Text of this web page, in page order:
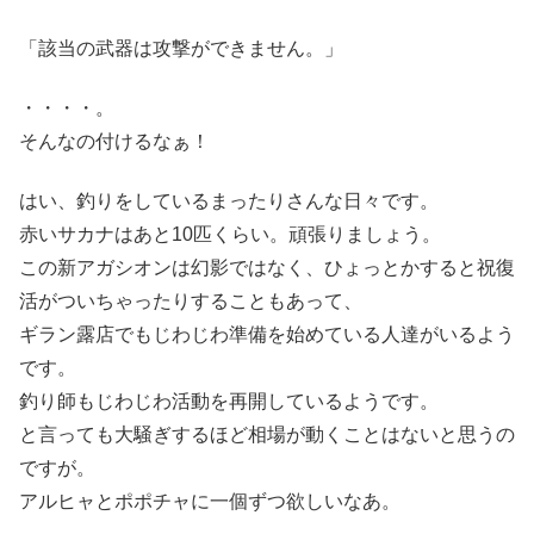
「該当の武器は攻撃ができません。」
・・・・。
そんなの付けるなぁ！
はい、釣りをしているまったりさんな日々です。
赤いサカナはあと10匹くらい。頑張りましょう。
この新アガシオンは幻影ではなく、ひょっとかすると祝復
活がついちゃったりすることもあって、
ギラン露店でもじわじわ準備を始めている人達がいるよう
です。
釣り師もじわじわ活動を再開しているようです。
と言っても大騒ぎするほど相場が動くことはないと思うの
ですが。
アルヒャとポポチャに一個ずつ欲しいなあ。